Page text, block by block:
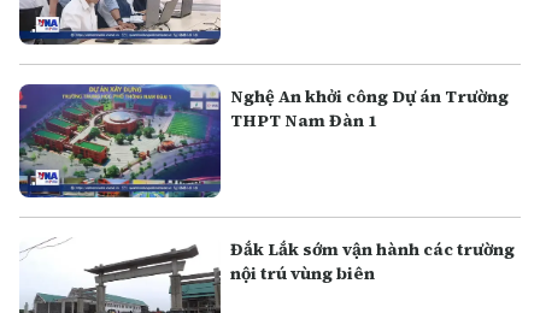
Nghệ An khởi công Dự án Trường
THPT Nam Đàn 1
Đắk Lắk sớm vận hành các trường
nội trú vùng biên